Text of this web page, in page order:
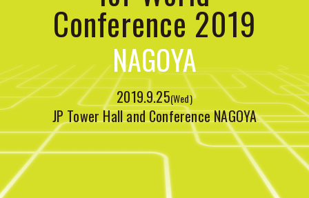
Conference 2019
NAGOYA
2019.9.25(Wed)
JP Tower Hall and Conference NAGOYA